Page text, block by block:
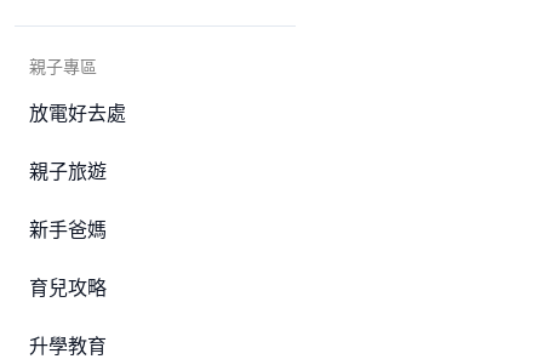
親子專區
放電好去處
親子旅遊
新手爸媽
育兒攻略
升學教育